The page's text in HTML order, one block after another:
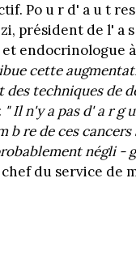
Po u r d' a u t
président de l' a
endocrinologue
cette
techniques de
" Il n'y a pas d' a r g
re de ces cancers
négli -
du service de